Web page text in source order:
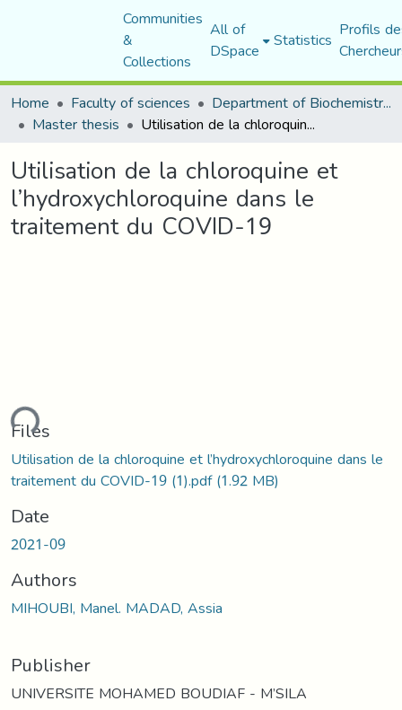
Communities
&
Collections
All of
DSpace Statistics Profils
Home
Faculty of sciences Department of Biochemistry and Microbiology
Master thesis Utilisation de la chloroquine et l’hydroxychloroquine dans le traitement du COVID-19
Utilisation de la chloroquine et
l’hydroxychloroquine dans le
traitement du COVID-19
Files
Utilisation de la chloroquine et l’hydroxychloroquine dans le
traitement du COVID-19 (1).pdf(1.92 MB)
Date
2021-09
Authors
MIHOUBI, Manel. MADAD, Assia
Publisher
UNIVERSITE MOHAMED BOUDIAF - M’SILA